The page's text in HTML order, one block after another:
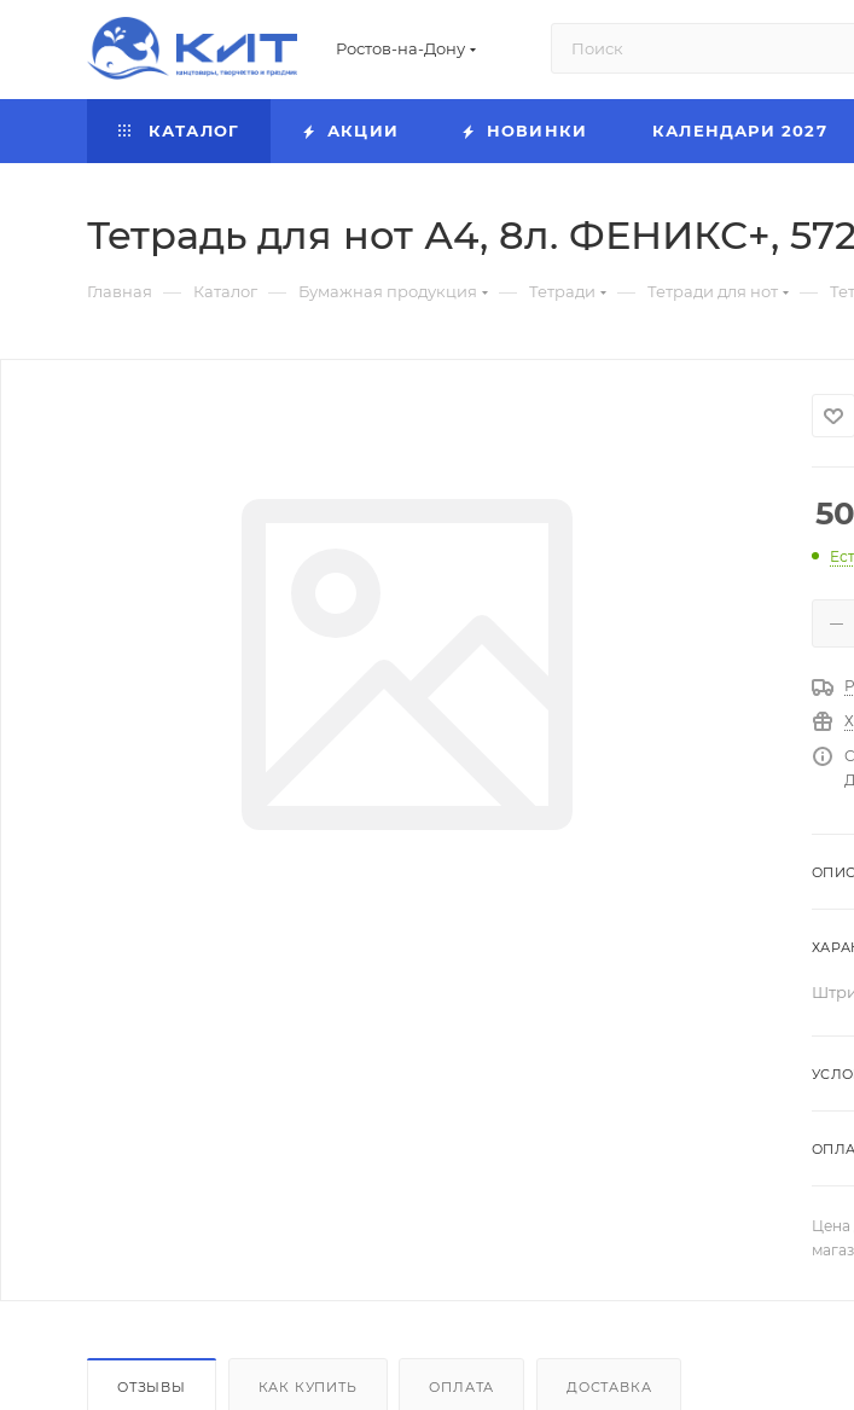
Ростов-на-Дону
КАТАЛОГ АКЦИИ НОВИНКИ КАЛЕНДАРИ 2027
Тетрадь для нот А4, 8л. ФЕНИКС+,
Главная — Каталог — Бумажная продукция — Тетради — Тетради для нот —
50
Цена
ОТЗЫВЫ КАК КУПИТЬ ОПЛАТА ДОСТАВКА